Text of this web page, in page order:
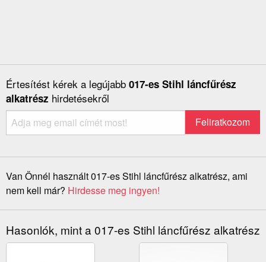
Értesítést kérek a legújabb 017-es Stihl láncfűrész
alkatrész hirdetésekről
Van Önnél használt 017-es Stihl láncfűrész alkatrész, ami
nem kell már? Hirdesse meg ingyen!
Hasonlók, mint a 017-es Stihl láncfűrész alkatrész